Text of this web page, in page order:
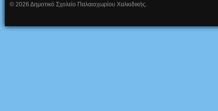
© 2026 Δημοτικό Σχολείο Παλαιοχωρίου Χαλκιδικής.